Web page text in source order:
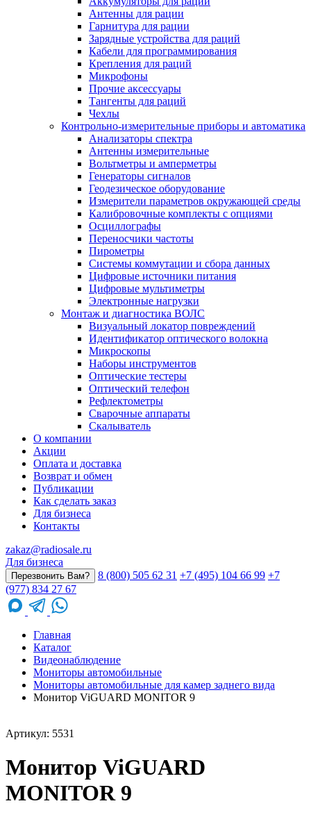
Антенны для рации
Гарнитура для рации
Зарядные устройства для раций
Кабели для программирования
Крепления для раций
Микрофоны
Прочие аксессуары
Тангенты для раций
Чехлы
Контрольно-измерительные приборы и автоматика
Анализаторы спектра
Антенны измерительные
Вольтметры и амперметры
Генераторы сигналов
Геодезическое оборудование
Измерители параметров окружающей среды
Калибровочные комплекты с опциями
Осциллографы
Переносчики частоты
Пирометры
Системы коммутации и сбора данных
Цифровые источники питания
Цифровые мультиметры
Электронные нагрузки
Монтаж и диагностика ВОЛС
Визуальный локатор повреждений
Идентификатор оптического волокна
Микроскопы
Наборы инструментов
Оптические тестеры
Оптический телефон
Рефлектометры
Сварочные аппараты
Скалыватель
О компании
Акции
Оплата и доставка
Возврат и обмен
Публикации
Как сделать заказ
Для бизнеса
Контакты
zakaz@radiosale.ru
Для бизнеса
Перезвонить Вам? 8 (800) 505 62 31 +7 (495) 104 66 99 +7
(977) 834 27 67
Главная
Каталог
Видеонаблюдение
Мониторы автомобильные
Мониторы автомобильные для камер заднего вида
Монитор ViGUARD MONITOR 9
Артикул: 5531
Монитор ViGUARD
MONITOR 9